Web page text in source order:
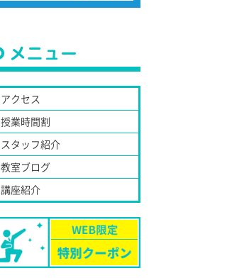
メニュー
アクセス
授業時間割
スタッフ紹介
教室ブログ
講座紹介